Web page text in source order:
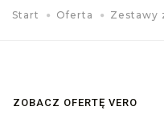
Start Oferta Zestawy
ZOBACZ OFERTĘ VERO